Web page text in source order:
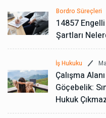
Bordro Süreçleri
14857
Şartları
İş Hukuku
Çalışma
Göçebelik:
Hukuk